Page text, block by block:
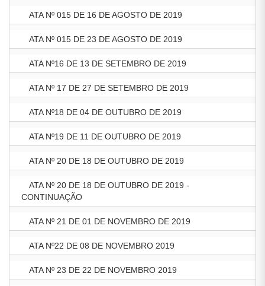
ATA Nº 015 DE 16 DE AGOSTO DE 2019
ATA Nº 015 DE 23 DE AGOSTO DE 2019
ATA Nº16 DE 13 DE SETEMBRO DE 2019
ATA Nº 17 DE 27 DE SETEMBRO DE 2019
ATA Nº18 DE 04 DE OUTUBRO DE 2019
ATA Nº19 DE 11 DE OUTUBRO DE 2019
ATA Nº 20 DE 18 DE OUTUBRO DE 2019
ATA Nº 20 DE 18 DE OUTUBRO DE 2019 -
CONTINUAÇÃO
ATA Nº 21 DE 01 DE NOVEMBRO DE 2019
ATA Nº22 DE 08 DE NOVEMBRO 2019
ATA Nº 23 DE 22 DE NOVEMBRO 2019